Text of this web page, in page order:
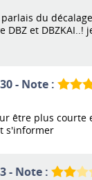
du
et DBZKAI..!
- Note :
être plus
s'informer
- Note :